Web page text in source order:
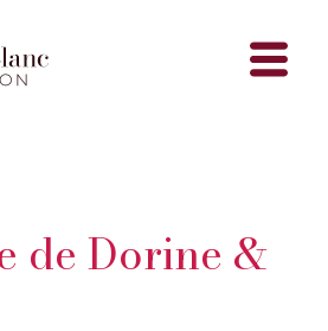
de Dorine &